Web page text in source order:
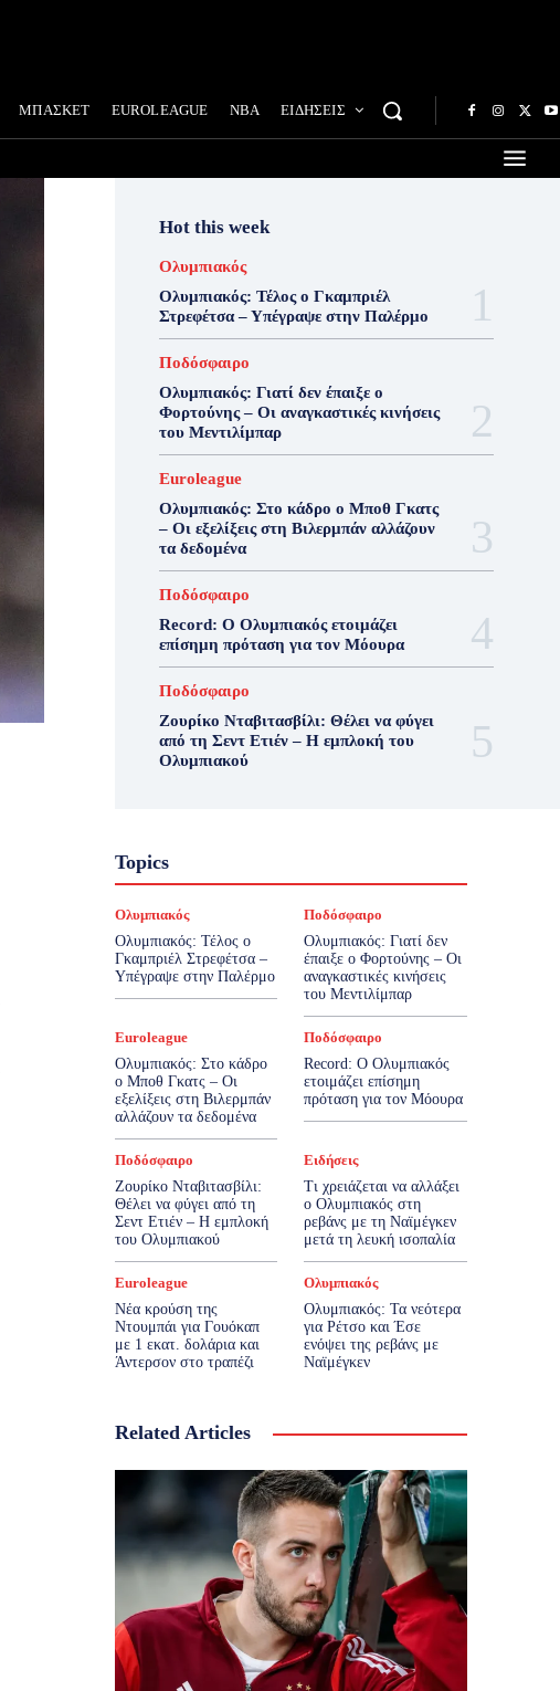
ΜΠΑΣΚΕΤ EUROLEAGUE NBA ΕΙΔΗΣΕΙΣ
Hot this week
Ολυμπιακός
Ολυμπιακός: Τέλος ο Γκαμπριέλ
Στρεφέτσα – Υπέγραψε στην Παλέρμο
Ποδόσφαιρο
Ολυμπιακός: Γιατί δεν έπαιξε ο
Φορτούνης – Οι αναγκαστικές κινήσεις
του Μεντιλίμπαρ
Euroleague
Ολυμπιακός: Στο κάδρο ο Μποθ Γκατς
– Οι εξελίξεις στη Βιλερμπάν αλλάζουν
τα δεδομένα
Ποδόσφαιρο
Record: Ο Ολυμπιακός ετοιμάζει
επίσημη πρόταση για τον Μόουρα
Ποδόσφαιρο
Ζουρίκο Νταβιτασβίλι: Θέλει να φύγει
από τη Σεντ Ετιέν – Η εμπλοκή του
Ολυμπιακού
Topics
Ολυμπιακός
Ολυμπιακός: Τέλος ο
Γκαμπριέλ Στρεφέτσα –
Υπέγραψε στην Παλέρμο
Ποδόσφαιρο
Ολυμπιακός: Γιατί δεν
έπαιξε ο Φορτούνης – Οι
αναγκαστικές κινήσεις
του Μεντιλίμπαρ
Euroleague
Ολυμπιακός: Στο κάδρο
ο Μποθ Γκατς – Οι
εξελίξεις στη Βιλερμπάν
αλλάζουν τα δεδομένα
Ποδόσφαιρο
Record: Ο Ολυμπιακός
ετοιμάζει επίσημη
πρόταση για τον Μόουρα
Ποδόσφαιρο
Ζουρίκο Νταβιτασβίλι:
Θέλει να φύγει από τη
Σεντ Ετιέν – Η εμπλοκή
του Ολυμπιακού
Ειδήσεις
Τι χρειάζεται να αλλάξει
ο Ολυμπιακός στη
ρεβάνς με τη Ναϊμέγκεν
μετά τη λευκή ισοπαλία
Euroleague
Νέα κρούση της
Ντουμπάι για Γουόκαπ
με 1 εκατ. δολάρια και
Άντερσον στο τραπέζι
Ολυμπιακός
Ολυμπιακός: Τα νεότερα
για Ρέτσο και Έσε
ενόψει της ρεβάνς με
Ναϊμέγκεν
Related Articles